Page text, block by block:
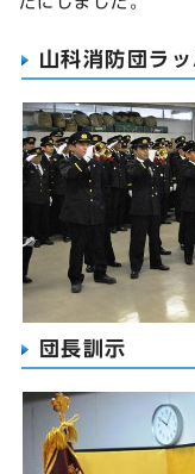
山科消防団ラ
団長訓示